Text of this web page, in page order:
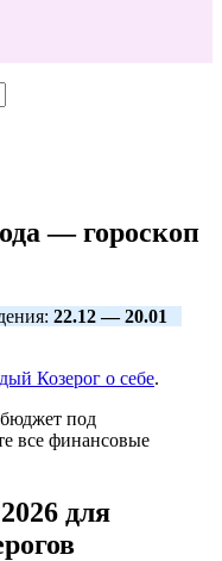
— гороскоп
22.12 — 20.01
Козерог о себе.
под
все финансовые
для